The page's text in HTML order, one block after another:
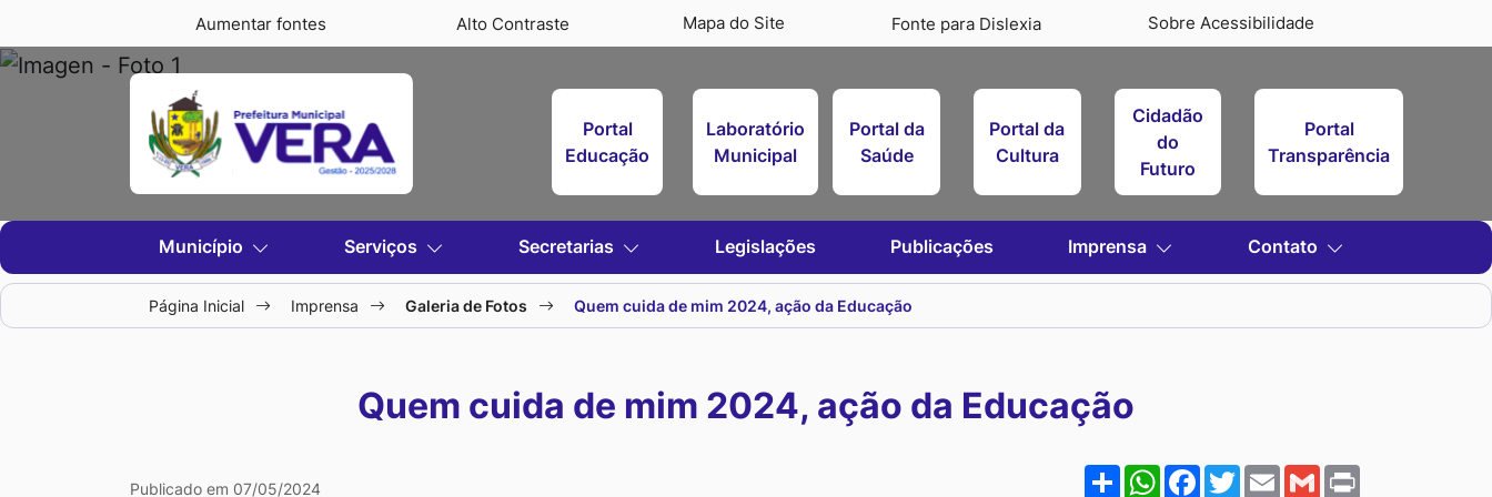
de
atalhos
links
de
acessibilidade
para
o
conteúdo
[alt+1]
Ir
para
menu
[alt+2]
[alt+3]
Aumentar fontes Alto Contraste Mapa do Site Fonte para Dislexia Sobre Acessibilidade
Seção
do
menu
principal
Prefeitura
de
Vera
-
Portal
Educação
Laboratório
Municipal
Portal da
Saúde
Portal da
Cultura
Cidadão
do
Futuro
Portal
Transparência
Seção
do
menu
principal
Município Serviços Secretarias Legislações Publicações Imprensa Contato
Página Inicial Imprensa Galeria de Fotos Quem cuida de mim 2024, ação da Educação
Quem cuida de mim 2024, ação da Educação
Publicado em 07/05/2024
ShareWhatsApp
Facebook
Twitter
EmailGmail